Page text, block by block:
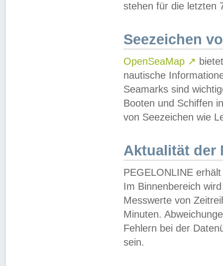
stehen für die letzten
Seezeichen
OpenSeaMap ↗
nautische
Seamarks sind
Booten und Schiffen
von Seezeichen wie
Aktualität der
PEGELONLINE
Im Binnenbereich
Messwerte von
Minuten.
Fehlern bei der
sein.